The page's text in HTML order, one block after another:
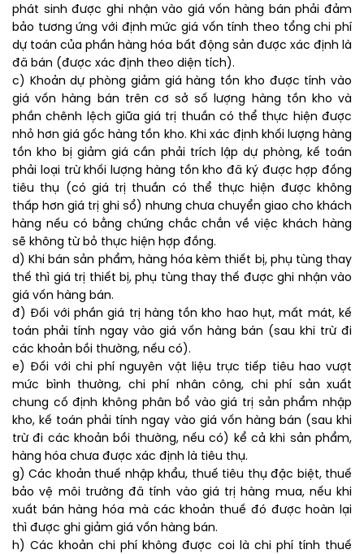
phát sinh được ghi nhận vào giá vốn hàng bán phải đảm
bảo tương ứng với định mức giá vốn tính theo tổng chi phí
dự toán của phần hàng hóa bất động sản được xác định là
đã bán (được xác định theo diện tích).
c) Khoản dự phòng giảm giá hàng tồn kho được tính vào
giá vốn hàng bán trên cơ sở số lượng hàng tồn kho và
phần chênh lệch giữa giá trị thuần có thể thực hiện được
nhỏ hơn giá gốc hàng tồn kho. Khi xác định khối lượng hàng
tồn kho bị giảm giá cần phải trích lập dự phòng, kế toán
phải loại trừ khối lượng hàng tồn kho đã ký được hợp đồng
tiêu thụ (có giá trị thuần có thể thực hiện được không
thấp hơn giá trị ghi sổ) nhưng chưa chuyển giao cho khách
hàng nếu có bằng chứng chắc chắn về việc khách hàng
sẽ không từ bỏ thực hiện hợp đồng.
d) Khi bán sản phẩm, hàng hóa kèm thiết bị, phụ tùng thay
thế thì giá trị thiết bị, phụ tùng thay thế được ghi nhận vào
giá vốn hàng bán.
đ) Đối với phần giá trị hàng tồn kho hao hụt, mất mát, kế
toán phải tính ngay vào giá vốn hàng bán (sau khi trừ đi
các khoản bồi thường, nếu có).
e) Đối với chi phí nguyên vật liệu trực tiếp tiêu hao vượt
mức bình thường, chi phí nhân công, chi phí sản xuất
chung cố định không phân bổ vào giá trị sản phẩm nhập
kho, kế toán phải tính ngay vào giá vốn hàng bán (sau khi
trừ đi các khoản bồi thường, nếu có) kể cả khi sản phẩm,
hàng hóa chưa được xác định là tiêu thụ.
g) Các khoản thuế nhập khẩu, thuế tiêu thụ đặc biệt, thuế
bảo vệ môi trường đã tính vào giá trị hàng mua, nếu khi
xuất bán hàng hóa mà các khoản thuế đó được hoàn lại
thì được ghi giảm giá vốn hàng bán.
h) Các khoản chi phí không được coi là chi phí tính thuế